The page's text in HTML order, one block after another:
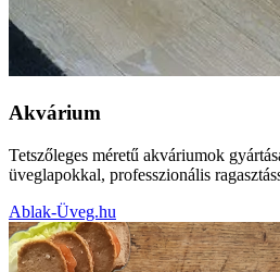
Akvárium
Tetszőleges méretű akváriumok
üveglapokkal, professzionális
Ablak-Üveg.hu